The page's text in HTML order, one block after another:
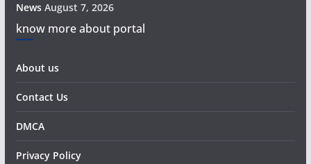
News August 7, 2026
know more about portal
About us
Contact Us
DMCA
Privacy Policy